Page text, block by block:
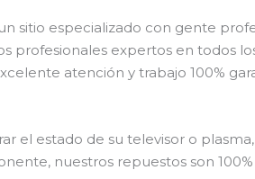
sitio especializado con gente
profesionales expertos en todos
atención y trabajo 100%
el estado de su televisor o
nuestros repuestos son 100%